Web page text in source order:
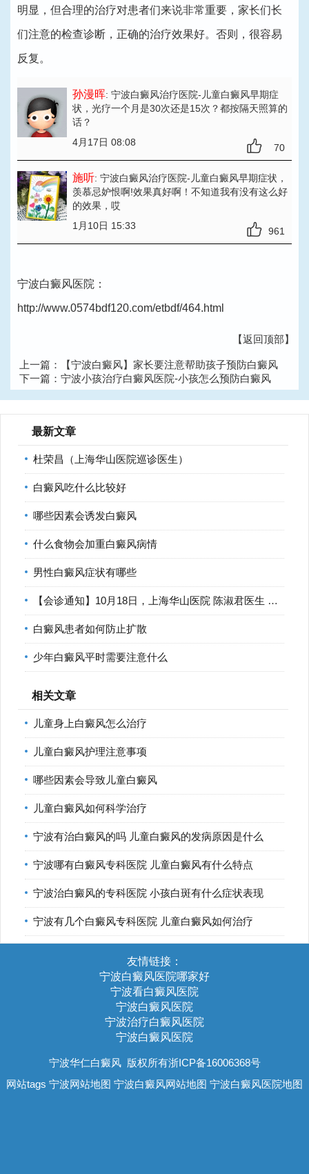
明显，但合理的治疗对患者们来说非常重要，家长们长
们注意的检查诊断，正确的治疗效果好。否则，很容易
反复。
孙漫晖: 宁波白癜风治疗医院-儿童白癜风早期症
状 ，光疗一个月是30次还是15次？都按隔天照算的
话？
4月17日 08:08
70
施听: 宁波白癜风治疗医院-儿童白癜风早期症状 ，
羡慕忌妒恨啊!效果真好啊！不知道我有没有这么好
的效果，哎
1月10日 15:33
961
宁波白癜风医院：
http://www.0574bdf120.com/etbdf/464.html
【返回顶部】
上一篇：
【宁波白癜风】家长要注意帮助孩子预防白癜风
下一篇： 宁波小孩治疗白癜风医院-小孩怎么预防白癜风
最新文章
杜荣昌（上海华山医院巡诊医生）
白癜风吃什么比较好
哪些因素会诱发白癜风
什么食物会加重白癜风病情
男性白癜风症状有哪些
【会诊通知】10月18日，上海华山医院 陈淑君医生 莅临宁波华仁
白癜风患者如何防止扩散
少年白癜风平时需要注意什么
相关文章
儿童身上白癜风怎么治疗
儿童白癜风护理注意事项
哪些因素会导致儿童白癜风
儿童白癜风如何科学治疗
宁波有治白癜风的吗 儿童白癜风的发病原因是什么
宁波哪有白癜风专科医院 儿童白癜风有什么特点
宁波治白癜风的专科医院 小孩白斑有什么症状表现
宁波有几个白癜风专科医院 儿童白癜风如何治疗
友情链接：
宁波白癜风医院哪家好
宁波看白癜风医院
宁波白癜风医院
宁波治疗白癜风医院
宁波白癜风医院
宁波华仁白癜风版权所有浙ICP备16006368号
网站tags 宁波网站地图 宁波白癜风网站地图 宁波白癜风医院地图